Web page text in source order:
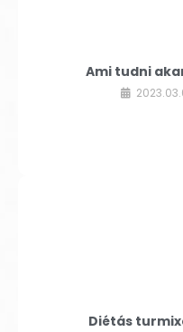
Ami tudni
Diétás